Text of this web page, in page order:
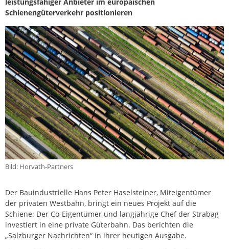
Schienengüterverkehr positionieren
Bild: Horvath-Partners
Der Bauindustrielle Hans Peter Haselsteiner, Miteigentümer
der privaten Westbahn, bringt ein neues Projekt auf die
Schiene: Der Co-Eigentümer und langjährige Chef der Strabag
investiert in eine private Güterbahn. Das berichten die
„Salzburger Nachrichten“ in ihrer heutigen Ausgabe.